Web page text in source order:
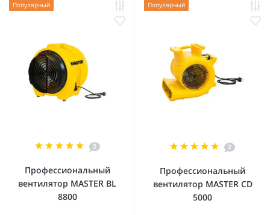
Популярный
2
Профессиональный
вентилятор MASTER BL
8800
Популярный
2
Профессиональный
вентилятор MASTER CD
5000